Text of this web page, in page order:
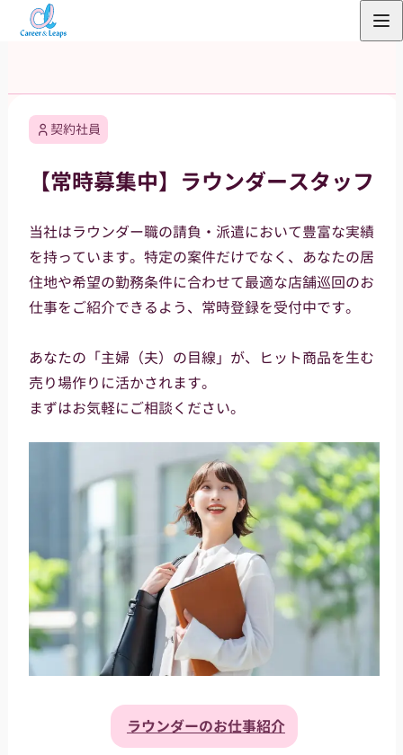
ス
契約社員
【常時募集中】ラウンダースタッフ
当社はラウンダー職の請負・派遣において豊富な実績
を持っています。特定の案件だけでなく、あなたの居
住地や希望の勤務条件に合わせて最適な店舗巡回のお
仕事をご紹介できるよう、常時登録を受付中です。
あなたの「主婦（夫）の目線」が、ヒット商品を生む
売り場作りに活かされます。
まずはお気軽にご相談ください。
ラウンダーのお仕事紹介